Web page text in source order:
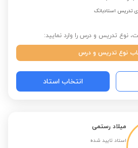
تدریس استادبانک
نوع تدریس و درس را وارد نمایید:
نوع تدریس و درس
انتخاب استاد
میلاد رستمی
استاد تایید شده